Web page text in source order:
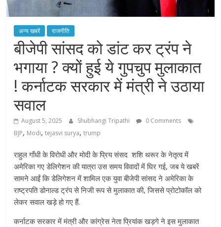
अन्य खबरें राजनीति
बीजेपी सांसद को डांट कर ट्रंप ने
भगाया ? क्यों हुई ये गुपचुप मुलाकात
! कर्नाटक सरकार में मंत्री ने उठाया
सवाल
August 5, 2025 Shubhangi Tripathi
0 Comments
BJP, Modi,tejasvi surya,trump
राहुल गाँधी के विरोधी और मोदी के प्रिय संसद शशि थरूर के नेतृत्व में
अमेरिका गए डेलिगेशन की यात्रा उस समय विवादों में घिर गई, जब ये खबरें
सामने आईं कि डेलिगेशन में शामिल एक युवा बीजेपी सांसद ने अमेरिका के
राष्ट्रपति डोनाल्ड ट्रंप से निजी रूप से मुलाकात की, जिससे प्रोटोकॉल को
लेकर सवाल खड़े हो गए हैं.
कर्नाटक सरकार में मंत्री और कांग्रेस नेता प्रियांक खड़गे ने इस मुलाकात